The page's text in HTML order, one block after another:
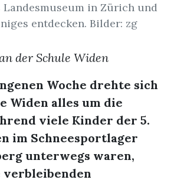
Landesmuseum in Zürich und
entdecken. Bilder: zg
der Schule Widen
Woche drehte sich
Widen alles um die
viele Kinder der 5.
im Schneesportlager
unterwegs waren,
verbleibenden